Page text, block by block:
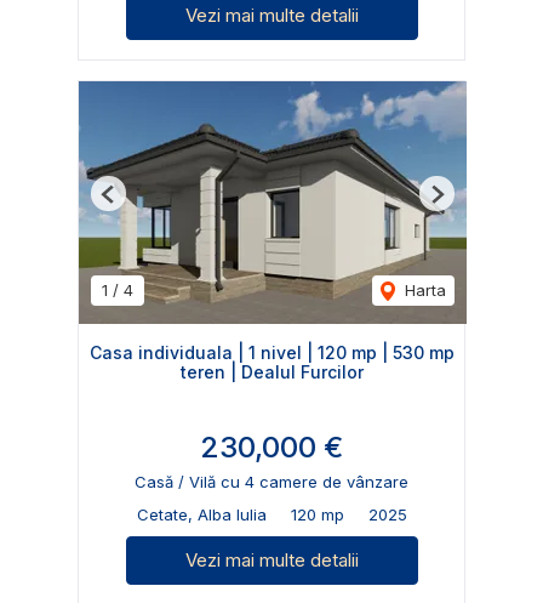
Vezi mai multe detalii
1 / 4 Harta
Previous Next
Casa individuala | 1 nivel | 120 mp | 530 mp
teren | Dealul Furcilor
230,000 €
Casă / Vilă cu 4 camere de vânzare
Cetate, Alba Iulia
120 mp 2025
Vezi mai multe detalii